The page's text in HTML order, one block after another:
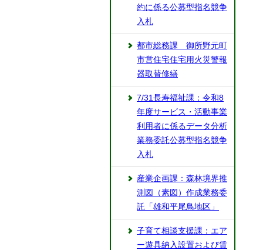
約に係る公募型指名競争
入札
都市総務課 御所野元町
市営住宅住宅用火災警報
器取替修繕
7/31長寿福祉課：令和8
年度サービス・活動事業
利用者に係るデータ分析
業務委託公募型指名競争
入札
産業企画課：森林境界推
測図（素図）作成業務委
託「雄和平尾鳥地区」
子育て相談支援課：エア
ー遊具納入設置および賃